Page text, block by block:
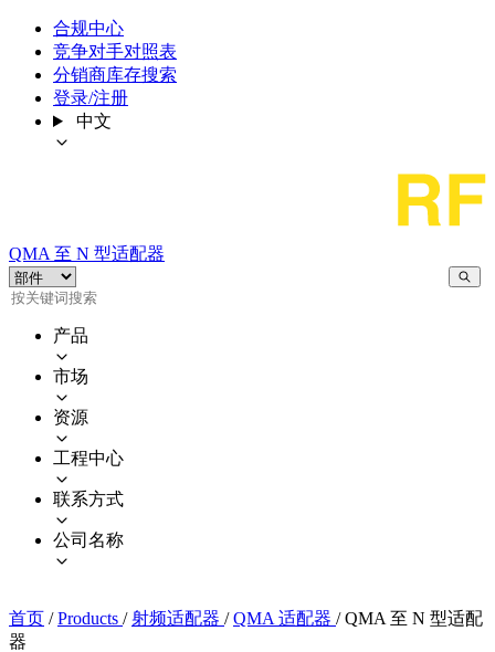
合规中心
竞争对手对照表
分销商库存搜索
登录/注册
中文
QMA 至 N 型适配器
产品
市场
资源
工程中心
联系方式
公司名称
首页 / Products / 射频适配器 / QMA 适配器 / QMA 至 N 型适配
器